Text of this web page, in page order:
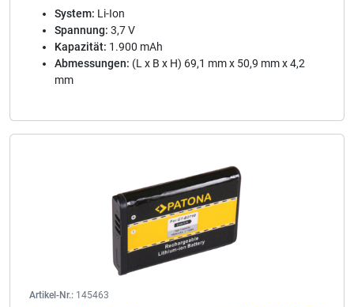
System: Li-Ion
Spannung: 3,7 V
Kapazität: 1.900 mAh
Abmessungen: (L x B x H) 69,1 mm x 50,9 mm x 4,2
mm
Artikel-Nr.: 145463